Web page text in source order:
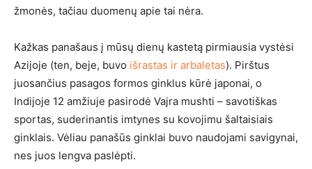
žmonės, tačiau duomenų apie tai nėra.
Kažkas panašaus į mūsų dienų kastetą pirmiausia vystėsi
Azijoje (ten, beje, buvo išrastas ir arbaletas). Pirštus
juosančius pasagos formos ginklus kūrė japonai, o
Indijoje 12 amžiuje pasirodė Vajra mushti – savotiškas
sportas, suderinantis imtynes su kovojimu šaltaisiais
ginklais. Vėliau panašūs ginklai buvo naudojami savigynai,
nes juos lengva paslėpti.